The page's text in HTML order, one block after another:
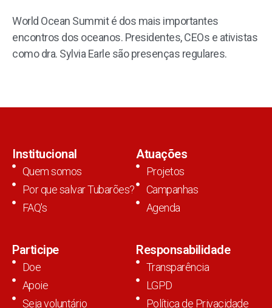
World Ocean Summit é dos mais importantes
encontros dos oceanos. Presidentes, CEOs e ativistas
como dra. Sylvia Earle são presenças regulares.
Institucional
Quem somos
Por que salvar Tubarões?
FAQ's
Atuações
Projetos
Campanhas
Agenda
Participe
Doe
Apoie
Seja voluntário
Responsabilidade
Transparência
LGPD
Política de Privacidade